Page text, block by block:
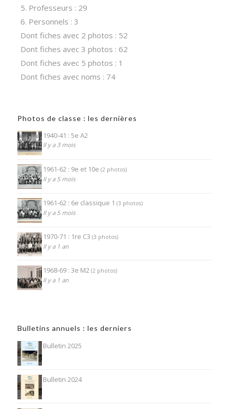
5. Professeurs : 29
6. Personnels : 3
Dont fiches avec 2 photos : 52
Dont fiches avec 3 photos : 62
Dont fiches avec 5 photos : 1
Dont fiches avec noms : 74
Photos de classe : les dernières
1940-41 : 5e A2
Il y a 3 mois
1961-62 : 9e et 10e (2 photos)
Il y a 5 mois
1961-62 : 6e classique 1 (3 photos)
Il y a 5 mois
1970-71 : 1re C3 (3 photos)
Il y a 1 an
1968-69 : 3e M2 (2 photos)
Il y a 1 an
Bulletins annuels : les derniers
Bulletin 2025
Bulletin 2024